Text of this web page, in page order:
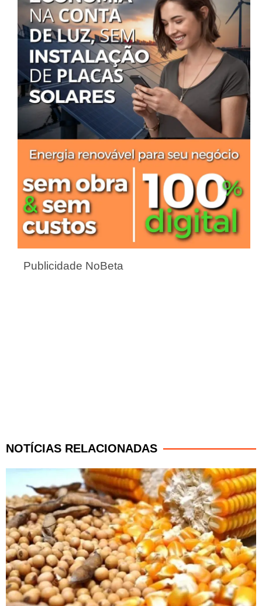
Publicidade NoBeta
NOTÍCIAS RELACIONADAS